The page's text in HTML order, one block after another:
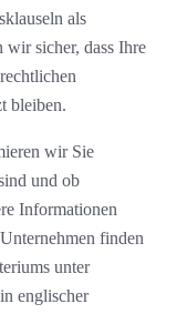
als
sicher, dass Ihre
bleiben.
wir Sie
und ob
Informationen
finden
unter
englischer